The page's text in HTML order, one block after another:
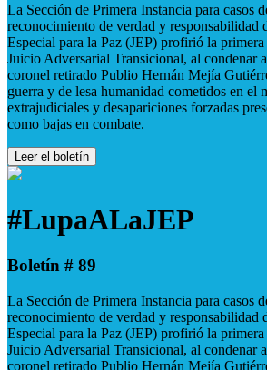
La Sección de Primera Instancia para casos
reconocimiento de verdad y responsabilidad
Especial para la Paz (JEP) profirió la primera
Juicio Adversarial Transicional, al condenar
coronel retirado Publio Hernán Mejía
guerra y de lesa humanidad cometidos en el
extrajudiciales y desapariciones forzadas
como bajas en combate.
Leer el boletín
#LupaALaJEP
Boletín # 89
La Sección de Primera Instancia para casos
reconocimiento de verdad y responsabilidad
Especial para la Paz (JEP) profirió la primera
Juicio Adversarial Transicional, al condenar
coronel retirado Publio Hernán Mejía